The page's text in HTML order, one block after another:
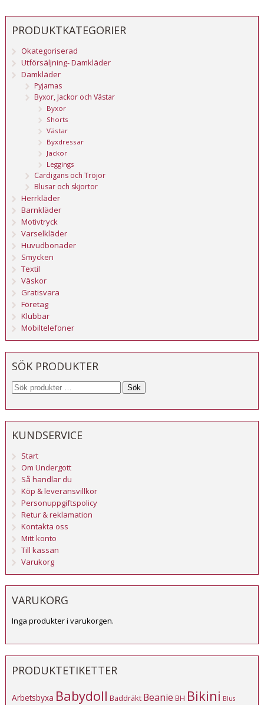
PRODUKTKATEGORIER
Okategoriserad
Utförsäljning- Damkläder
Damkläder
Pyjamas
Byxor, Jackor och Västar
Byxor
Shorts
Västar
Byxdressar
Jackor
Leggings
Cardigans och Tröjor
Blusar och skjortor
Herrkläder
Barnkläder
Motivtryck
Varselkläder
Huvudbonader
Smycken
Textil
Väskor
Gratisvara
Företag
Klubbar
Mobiltelefoner
SÖK PRODUKTER
Sök
KUNDSERVICE
Start
Om Undergott
Så handlar du
Köp & leveransvillkor
Personuppgiftspolicy
Retur & reklamation
Kontakta oss
Mitt konto
Till kassan
Varukorg
VARUKORG
Inga produkter i varukorgen.
PRODUKTETIKETTER
Arbetsbyxa Babydoll Baddräkt Beanie BH Bikini Blus